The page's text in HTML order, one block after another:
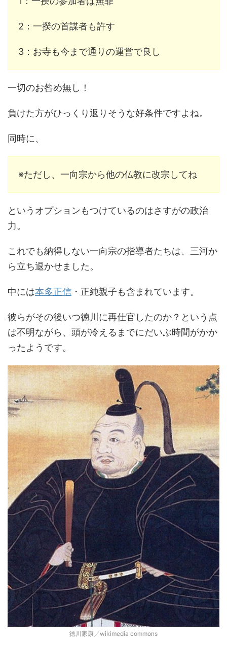
2：一揆の首謀者も許す
3：お寺も今まで通りの運営で良し
一切のお咎め無し！
負けた方がひっくり返りそうな好条件ですよね。
同時に、
※ただし、一向宗から他の仏教に改宗してね
というオプションもつけているのはさすがの政治
力。
これでも納得しない一向宗の指導者たちは、三河か
ら立ち退かせました。
中には本多正信 ・正純親子も含まれています。
彼らがその後いつ徳川に再仕官したのか？という点
は不明ながら、頭が冷えるまでにだいぶ時間がかか
ったようです。
徳川家康／wikimedia commons